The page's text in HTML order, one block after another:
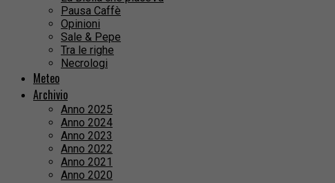
Pausa Caffè
Opinioni
Sale & Pepe
Tra le righe
Necrologi
Meteo
Archivio
Anno 2025
Anno 2024
Anno 2023
Anno 2022
Anno 2021
Anno 2020